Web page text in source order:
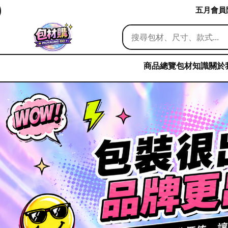
五月會
商品總覽包材知識關於